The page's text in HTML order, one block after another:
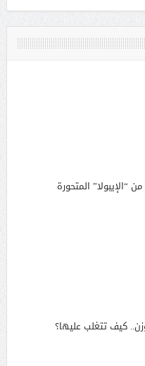
المتحورة
كيف تتغلب عليها؟